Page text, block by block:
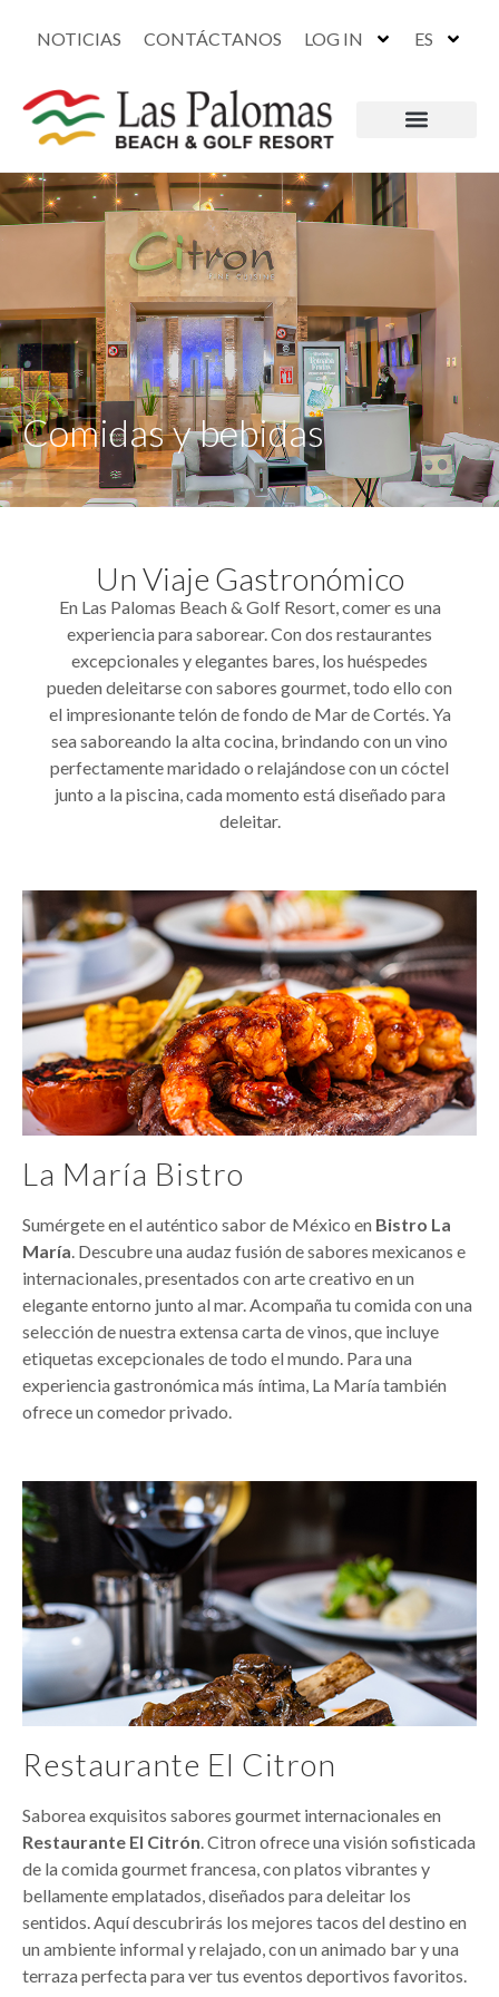
NOTICIAS CONTÁCTANOS LOG IN ES
Comidas y bebidas
Un Viaje Gastronómico
En Las Palomas Beach & Golf Resort, comer es una
experiencia para saborear. Con dos restaurantes
excepcionales y elegantes bares, los huéspedes
pueden deleitarse con sabores gourmet, todo ello con
el impresionante telón de fondo de Mar de Cortés. Ya
sea saboreando la alta cocina, brindando con un vino
perfectamente maridado o relajándose con un cóctel
junto a la piscina, cada momento está diseñado para
deleitar.
La María Bistro
Sumérgete en el auténtico sabor de México en Bistro La
María. Descubre una audaz fusión de sabores mexicanos e
internacionales, presentados con arte creativo en un
elegante entorno junto al mar. Acompaña tu comida con una
selección de nuestra extensa carta de vinos, que incluye
etiquetas excepcionales de todo el mundo. Para una
experiencia gastronómica más íntima, La María también
ofrece un comedor privado.
Restaurante El Citron
Saborea exquisitos sabores gourmet internacionales en
Restaurante El Citrón. Citron ofrece una visión sofisticada
de la comida gourmet francesa, con platos vibrantes y
bellamente emplatados, diseñados para deleitar los
sentidos. Aquí descubrirás los mejores tacos del destino en
un ambiente informal y relajado, con un animado bar y una
terraza perfecta para ver tus eventos deportivos favoritos.